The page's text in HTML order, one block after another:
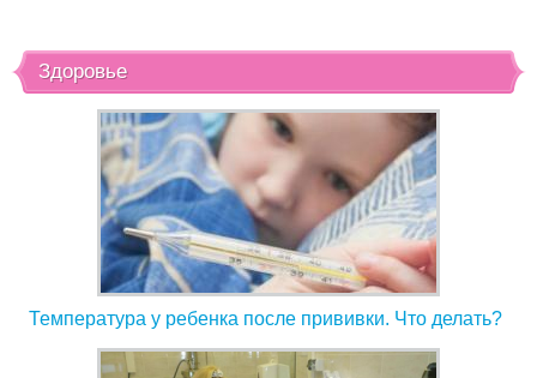
Здоровье
Температура у ребенка после прививки. Что делать?